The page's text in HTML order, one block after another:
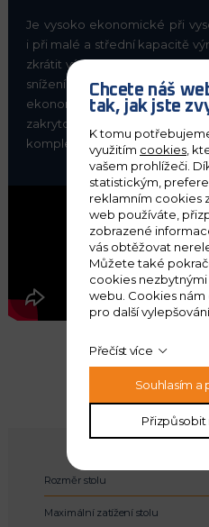
Je vysoko ekonomické při
i při malé a střední kapacitě
zkrátit výrobní cyklus,
snížení výrobních nákladů
ekonomických výsledků a
zakrytován, jeho design i
komplexním řešením splňuje i
Hlavní
Rozměr stolu
Maximální zatížení stolu
Chcete náš
tak, jak jste
K tomu
využitím cookies ,
vašem prohlížeči.
statistickým,
reklamním cookies
web používáte,
zobrazené
vás obtěžovat
Můžete také
cookies
webu. Cookies
pro další
Přečíst více
Souhlasím a
Přizpůsobit